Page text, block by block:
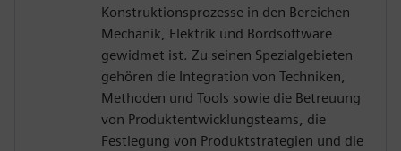
Konstruktionsprozesse in den Bereichen
Mechanik, Elektrik und Bordsoftware
gewidmet ist. Zu seinen Spezialgebieten
gehören die Integration von Techniken,
Methoden und Tools sowie die Betreuung
von Produktentwicklungsteams, die
Festlegung von Produktstrategien und die